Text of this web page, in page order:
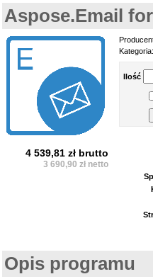
Aspose.Email
Ilość
4 539,81 zł brutto
3 690,90 zł netto
Opis programu